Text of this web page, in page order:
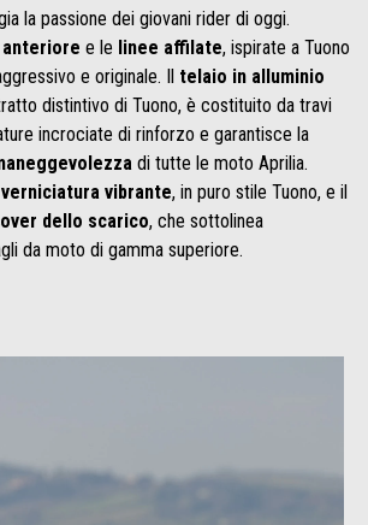
la passione dei giovani rider di oggi.
e le linee affilate, ispirate a Tuono
e originale. Il telaio in alluminio
distintivo di Tuono, è costituito da travi
incrociate di rinforzo e garantisce la
di tutte le moto Aprilia.
verniciatura vibrante, in puro stile Tuono, e il
dello scarico, che sottolinea
da moto di gamma superiore.